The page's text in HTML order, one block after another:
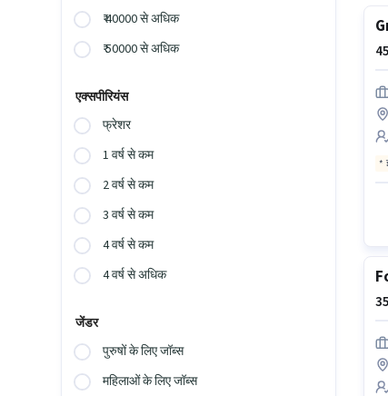
₹ 40000 से अधिक
₹ 50000 से अधिक
एक्सपीरियंस
फ्रेशर
1 वर्ष से कम
2 वर्ष से कम
3 वर्ष से कम
4 वर्ष से कम
4 वर्ष से अधिक
जेंडर
पुरुषों के लिए जॉब्स
महिलाओं के लिए जॉब्स